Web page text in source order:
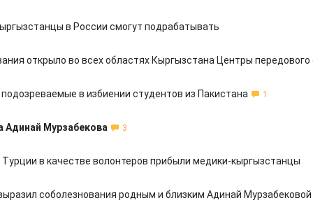
в России смогут подрабатывать
открыло во всех областях Кыргызстана Центры
в избиении студентов из Пакистана 1
Адинай Мурзабекова 3
в качестве волонтеров прибыли медики-кыргызстанцы
соболезнования родным и близким Адинай Мурзабековой